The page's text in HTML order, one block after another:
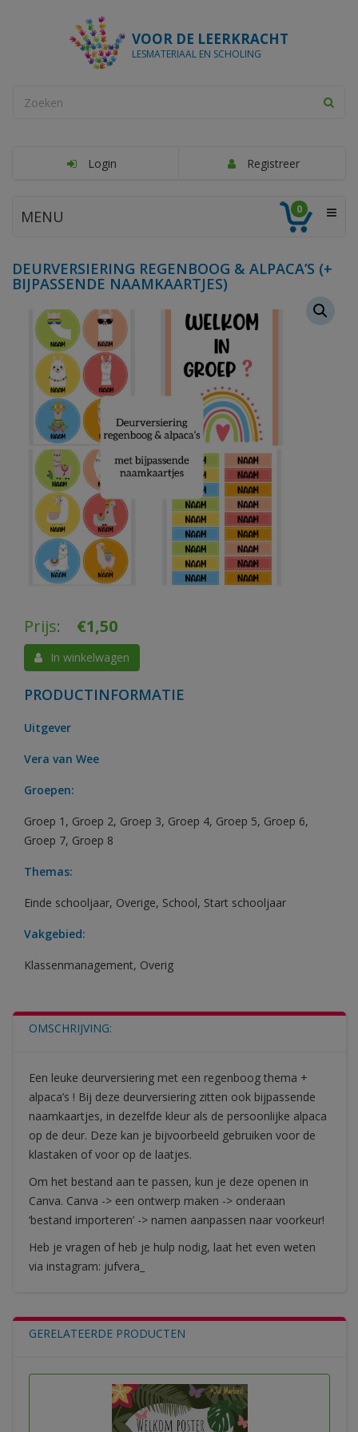
VOOR DE LEERKRACHT
LESMATERIAAL EN SCHOLING
Login Registreer
MENU 0
DEURVERSIERING REGENBOOG & ALPACA’S (+
BIJPASSENDE NAAMKAARTJES)
Prijs: €1,50
In winkelwagen
PRODUCTINFORMATIE
Uitgever
Vera van Wee
Groepen:
Groep 1 , Groep 2, Groep 3, Groep 4, Groep 5, Groep 6,
Groep 7, Groep 8
Themas:
Einde schooljaar, Overige, School, Start schooljaar
Vakgebied:
Klassenmanagement, Overig
OMSCHRIJVING:
Een leuke deurversiering met een regenboog thema +
alpaca’s ! Bij deze deurversiering zitten ook bijpassende
naamkaartjes, in dezelfde kleur als de persoonlijke alpaca
op de deur. Deze kan je bijvoorbeeld gebruiken voor de
klastaken of voor op de laatjes.
Om het bestand aan te passen, kun je deze openen in
Canva. Canva -> een ontwerp maken -> onderaan
‘bestand importeren’ -> namen aanpassen naar voorkeur!
Heb je vragen of heb je hulp nodig, laat het even weten
via instagram: jufvera_
GERELATEERDE PRODUCTEN